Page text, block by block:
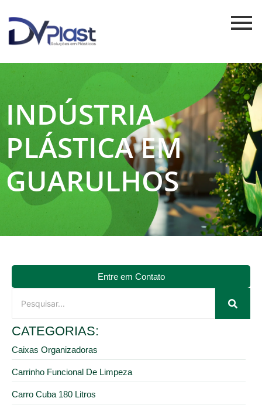
INDÚSTRIA
PLÁSTICA EM
GUARULHOS
Entre em Contato
CATEGORIAS:
Caixas Organizadoras
Carrinho Funcional De Limpeza
Carro Cuba 180 Litros